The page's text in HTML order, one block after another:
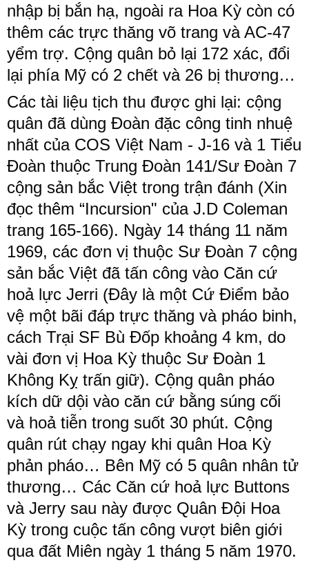
nhập bị bắn hạ, ngoài ra Hoa Kỳ còn có
thêm các trực thăng võ trang và AC-47
yểm trợ. Cộng quân bỏ lại 172 xác, đổi
lại phía Mỹ có 2 chết và 26 bị thương…
Các tài liệu tịch thu được ghi lại: cộng
quân đã dùng Đoàn đặc công tinh nhuệ
nhất của COS Việt Nam - J-16 và 1 Tiểu
Đoàn thuộc Trung Đoàn 141/Sư Đoàn 7
cộng sản bắc Việt trong trận đánh (Xin
đọc thêm “Incursion" của J.D Coleman
trang 165-166). Ngày 14 tháng 11 năm
1969, các đơn vị thuộc Sư Đoàn 7 cộng
sản bắc Việt đã tấn công vào Căn cứ
hoả lực Jerri (Đây là một Cứ Điểm bảo
vệ một bãi đáp trực thăng và pháo binh,
cách Trại SF Bù Đốp khoảng 4 km, do
vài đơn vị Hoa Kỳ thuộc Sư Đoàn 1
Không Kỵ trấn giữ). Cộng quân pháo
kích dữ dội vào căn cứ bằng súng cối
và hoả tiễn trong suốt 30 phút. Cộng
quân rút chạy ngay khi quân Hoa Kỳ
phản pháo… Bên Mỹ có 5 quân nhân tử
thương… Các Căn cứ hoả lực Buttons
và Jerry sau này được Quân Đội Hoa
Kỳ trong cuộc tấn công vượt biên giới
qua đất Miên ngày 1 tháng 5 năm 1970.